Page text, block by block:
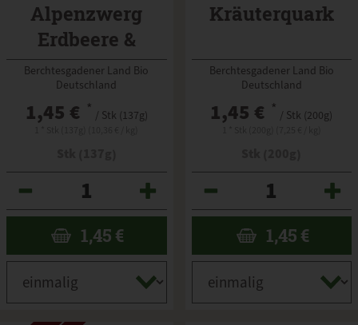
Alpenzwerg
Erdbeere &
Knusper
Berchtesgadener Land Bio
Deutschland
1,45 € * / Stk (137g)
1,45 €
Kräuterquark
Berchtesgadener Land Bio
Deutschland
1,45 € * / Stk (200g)
1,45 €